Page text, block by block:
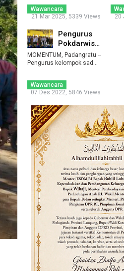
Wawancara
21 Mar 2025, 5339 Views
20
Pengurus
Pokdarwis
Empat
Kecamatan
...
MOMENTUM, Padangratu --
Pengurus kelompok sadar
Wawancara
07 Des 2022, 5846 Views